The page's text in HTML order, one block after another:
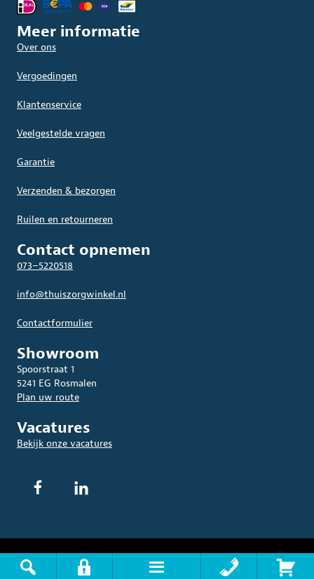
Meer informatie
Over ons
Vergoedingen
Klantenservice
Veelgestelde vragen
Garantie
Verzenden & bezorgen
Ruilen en retourneren
Contact opnemen
073–5220518
info@thuiszorgwinkel.nl
Contactformulier
Showroom
Spoorstraat 1
5241 EG Rosmalen
Plan uw route
Vacatures
Bekijk onze vacatures
© 2026 THUISZORGWINKEL.NL. Alle rechten voorbehouden.
Algemene
Voorwaarden
Privacyverklaring |Disclaimer |Sitemap